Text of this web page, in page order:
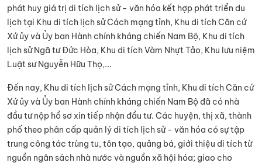
phát huy giá trị di tích lịch sử - văn hóa kết hợp phát triển du
lịch tại Khu di tích lịch sử Cách mạng tỉnh, Khu di tích Căn cứ
Xứ ủy và Ủy ban Hành chính kháng chiến Nam Bộ, Khu di tích
lịch sử Ngã tư Đức Hòa, Khu di tích Vàm Nhựt Tảo, Khu lưu niệm
Luật sư Nguyễn Hữu Thọ,...
Đến nay, Khu di tích lịch sử Cách mạng tỉnh, Khu di tích Căn cứ
Xứ ủy và Ủy ban Hành chính kháng chiến Nam Bộ đã có nhà
đầu tư nộp hồ sơ xin tiếp nhận đầu tư. Các huyện, thị xã, thành
phố theo phân cấp quản lý di tích lịch sử - văn hóa có sự tập
trung công tác trùng tu, tôn tạo, quảng bá, giới thiệu di tích từ
nguồn ngân sách nhà nước và nguồn xã hội hóa; giao cho